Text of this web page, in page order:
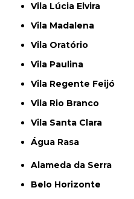
Vila Lúcia Elvira
Vila Madalena
Vila Oratório
Vila Paulina
Vila Regente Feijó
Vila Rio Branco
Vila Santa Clara
Água Rasa
Alameda da Serra
Belo Horizonte